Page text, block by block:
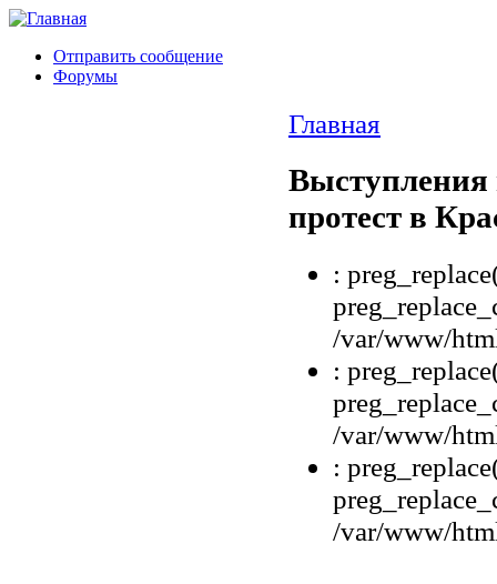
Отправить сообщение
Форумы
Главная
протест в
:
/var/www/
:
/var/www/
:
/var/www/